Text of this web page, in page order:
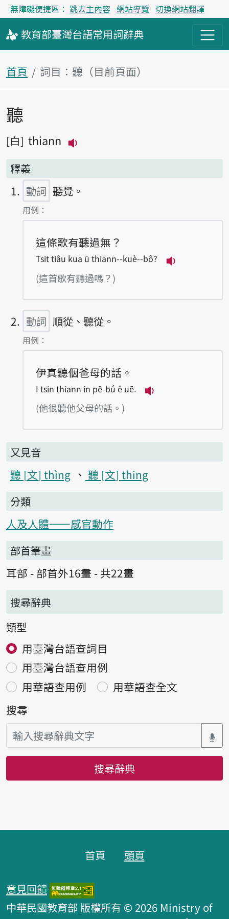
無障礙便捷區： 跳去主內容 網站導覽 切換網站翻譯
教育部臺灣台語常用詞辭典
首頁 詞目：聽（目前頁面）
主內容區塊
聽
白 thiann
釋義
動詞 聽覺。
第1項釋義的
用例：
這條歌有聽過無？
Tsit tiâu kua ū thiann--kuè--bô?
(這首歌有聽過嗎？)
動詞 順從、聽從。
第2項釋義的
用例：
伊真聽𪜶爸母的話。
I tsin thiann in pē-bú ê uē.
(他很聽他父母的話。)
又見音
聽 文 thìng 聽 文 thing
分類
人及人體——感官動作
部首筆畫
耳部 - 部首外16畫 - 共22畫
搜尋辭典
類型
用臺灣台語查詞目
用臺灣台語查用例
用華語查用例
用華語查全文
搜尋
搜尋辭典
首頁 頭頁
意見回饋
中華民國教育部 版權所有 © 2026 Ministry of